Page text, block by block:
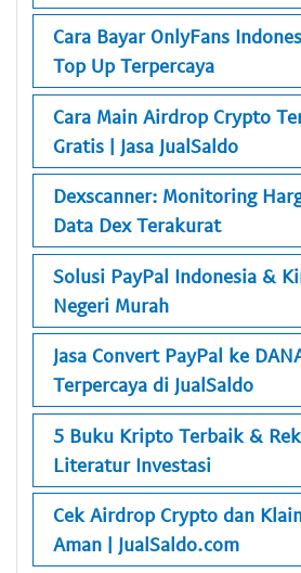
Cara Bayar OnlyFans
Top Up Terpercaya
Cara Main Airdrop Crypto
Gratis | Jasa JualSaldo
Dexscanner: Monitoring
Data Dex Terakurat
Solusi PayPal Indonesia &
Negeri Murah
Jasa Convert PayPal ke
Terpercaya di JualSaldo
5 Buku Kripto Terbaik &
Literatur Investasi
Cek Airdrop Crypto dan
Aman | JualSaldo.com